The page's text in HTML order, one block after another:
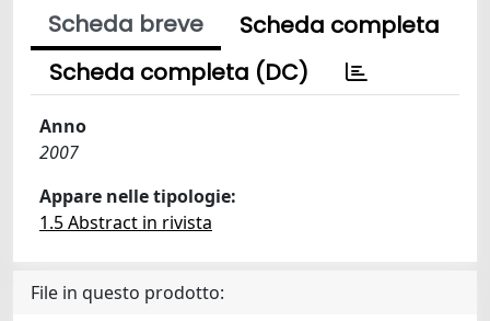
Scheda breve
Scheda completa
Scheda completa (DC)
Anno
2007
Appare nelle tipologie:
1.5 Abstract in rivista
File in questo prodotto: